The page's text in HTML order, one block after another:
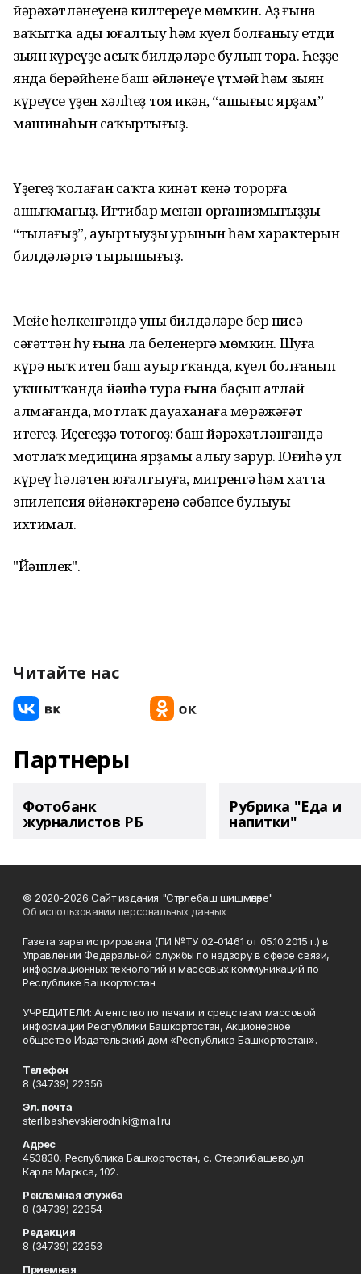
йәрәхәтләнеүенә килтереүе мөмкин. Аҙ ғына
ваҡытҡа аңды юғалтыу һәм күңел болғаныу етди
зыян күреүҙең асыҡ билдәләре булып тора. Һеҙҙең
янда берәйһенең баш әйләнеүе үтмәй һәм зыян
күреүсе үҙен хәлһеҙ тоя икән, “ашығыс ярҙам”
машинаһын саҡыртығыҙ.
Үҙегеҙ ҡолаған саҡта кинәт кенә торорға
ашыҡмағыҙ. Иғтибар менән организмығыҙҙы
“тыңлағыҙ”, ауыртыуҙың урынын һәм характерын
билдәләргә тырышығыҙ.
Мейе һелкенгәндә уның билдәләре бер нисә
сәғәттән һуң ғына ла беленергә мөмкин. Шуға
күрә ныҡ итеп баш ауыртҡанда, күңел болғанып
уҡшытҡанда йәиһә тура ғына баҫып атлай
алмағанда, мотлаҡ дауаханаға мөрәжәғәт
итегеҙ. Иҫегеҙҙә тотоғоҙ: баш йәрәхәтләнгәндә
мотлаҡ медицина ярҙамы алыу зарур. Юғиһә ул
күреү һәләтен юғалтыуға, мигренгә һәм хатта
эпилепсия өйәнәктәренә сәбәпсе булыуы
ихтимал.
"Йәшлек".
Читайте нас
Партнеры
Фотобанк
журналистов РБ
Рубрика "Еда и
напитки"
© 2020-2026 Сайт издания "Стәрлебаш шишмәләре"
Об использовании персональных данных
Газета зарегистрирована (ПИ №ТУ 02-01461 от 05.10.2015 г.) в
Управлении Федеральной службы по надзору в сфере связи,
информационных технологий и массовых коммуникаций по
Республике Башкортостан.
УЧРЕДИТЕЛИ: Агентство по печати и средствам массовой
информации Республики Башкортостан, Акционерное
общество Издательский дом «Республика Башкортостан».
Телефон
8 (34739) 22356
Эл. почта
sterlibashevskierodniki@mail.ru
Адрес
453830, Республика Башкортостан, c. Стерлибашево,ул.
Карла Маркса, 102.
Рекламная служба
8 (34739) 22354
Редакция
8 (34739) 22353
Приемная